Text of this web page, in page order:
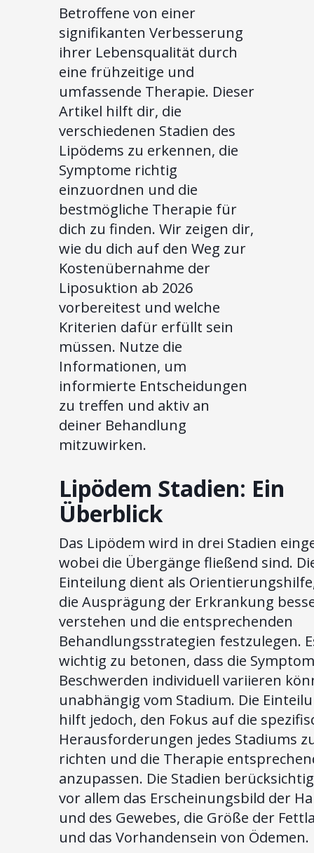
Betroffene von einer
signifikanten Verbesserung
ihrer Lebensqualität durch
eine frühzeitige und
umfassende Therapie. Dieser
Artikel hilft dir, die
verschiedenen Stadien des
Lipödems zu erkennen, die
Symptome richtig
einzuordnen und die
bestmögliche Therapie für
dich zu finden. Wir zeigen dir,
wie du dich auf den Weg zur
Kostenübernahme der
Liposuktion ab 2026
vorbereitest und welche
Kriterien dafür erfüllt sein
müssen. Nutze die
Informationen, um
informierte Entscheidungen
zu treffen und aktiv an
deiner Behandlung
mitzuwirken.
Lipödem Stadien: Ein
Überblick
Das Lipödem wird in drei Stadien
wobei die Übergänge fließend sind.
Einteilung dient als
die Ausprägung der Erkrankung
verstehen und die entsprechenden
Behandlungsstrategien festzulegen.
wichtig zu betonen, dass die
Beschwerden individuell variieren
unabhängig vom Stadium. Die
hilft jedoch, den Fokus auf die
Herausforderungen jedes Stadiums
richten und die Therapie
anzupassen. Die Stadien
vor allem das Erscheinungsbild der
und des Gewebes, die Größe der
und das Vorhandensein von Ödemen.